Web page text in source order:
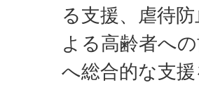
る支援、虐待
よる高齢者へ
へ総合的な支援